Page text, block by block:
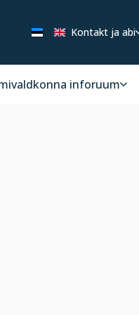
Kontakt ja abi
inforuum